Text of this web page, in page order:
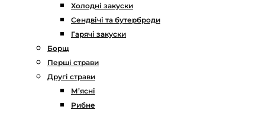
Холодні закуски
Сендвічі та бутерброди
Гарячі закуски
Борщ
Перші страви
Другі страви
М’ясні
Рибне